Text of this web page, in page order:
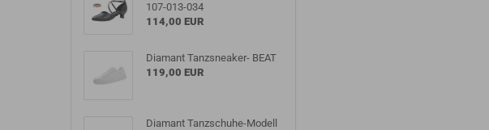
107-013-034
114,00 EUR
Diamant Tanzsneaker- BEAT
119,00 EUR
Diamant Tanzschuhe-Modell